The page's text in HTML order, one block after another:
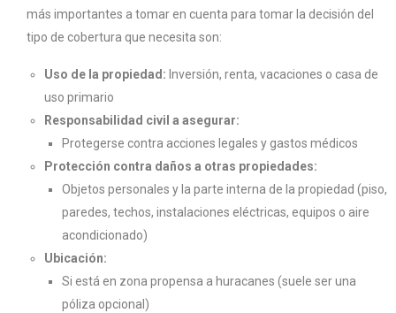
más importantes a tomar en cuenta para tomar la decisión del
tipo de cobertura que necesita son:
Uso de la propiedad: Inversión, renta, vacaciones o casa de
uso primario
Responsabilidad civil a asegurar:
Protegerse contra acciones legales y gastos médicos
Protección contra daños a otras propiedades:
Objetos personales y la parte interna de la propiedad (piso,
paredes, techos, instalaciones eléctricas, equipos o aire
acondicionado)
Ubicación:
Si está en zona propensa a huracanes (suele ser una
póliza opcional)